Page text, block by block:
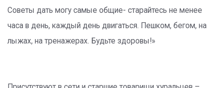
Советы дать могу самые общие- старайтесь не менее
часа в день, каждый день двигаться. Пешком, бегом, на
лыжах, на тренажерах. Будьте здоровы!»